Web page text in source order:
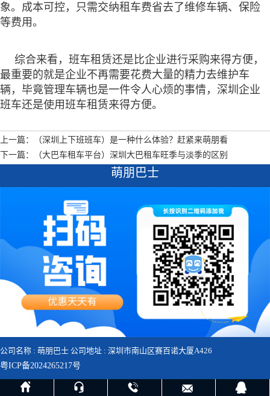
象。成本可控，只需交纳租车费省去了维修车辆、保险
等费用。
综合来看，班车租赁还是比企业进行采购来得方便，
最重要的就是企业不再需要花费大量的精力去维护车
辆，毕竟管理车辆也是一件令人心烦的事情，深圳企业
班车还是使用班车租赁来得方便。
上一篇：（深圳上下班班车）是一种什么体验？赶紧来萌朋看
下一篇：（大巴车租车平台）深圳大巴租车旺季与淡季的区别
萌朋巴士
公司名称 : 萌朋巴士 公司地址 : 深圳市南山区赛百诺大厦A426
粤ICP备2024265217号
    